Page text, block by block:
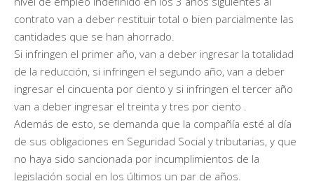
contrato van a deber restituir total o bien parcialmente las
cantidades que se han ahorrado.
Si infringen el primer año, van a deber ingresar la totalidad
de la reducción, si infringen el segundo año, van a deber
ingresar el cincuenta por ciento y si infringen el tercer año
van a deber ingresar el treinta y tres por ciento .
Además de esto, se demanda que la compañía esté al día
de sus obligaciones en Seguridad Social y tributarias, y que
no haya sido sancionada por incumplimientos de la
legislación social en los últimos un par de años.